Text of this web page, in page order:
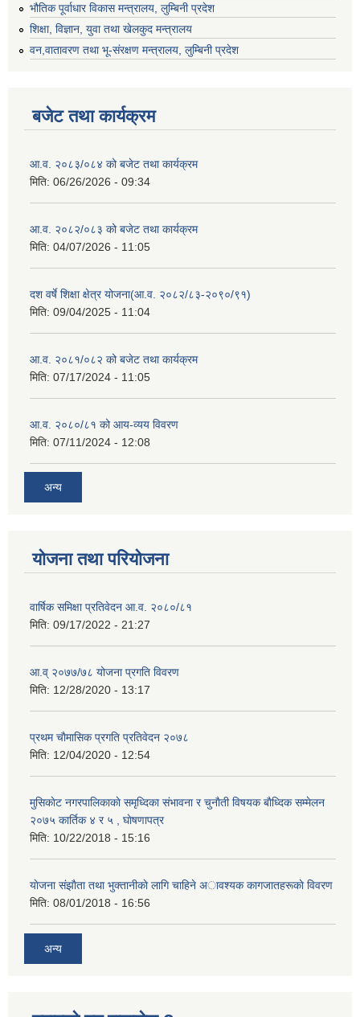
भौतिक पूर्वाधार विकास मन्त्रालय, लुम्बिनी प्रदेश
शिक्षा, विज्ञान, युवा तथा खेलकुद मन्‍‍त्रालय
वन,वातावरण तथा भू-संरक्षण मन्त्रालय, लुम्बिनी प्रदेश
बजेट तथा कार्यक्रम
आ.व. २०८३/०८४ को बजेट तथा कार्यक्रम
मिति: 06/26/2026 - 09:34
आ.व. २०८२/०८३ को बजेट तथा कार्यक्रम
मिति: 04/07/2026 - 11:05
दश वर्षे शिक्षा क्षेत्र योजना(आ.व. २०८२/८३-२०९०/९१)
मिति: 09/04/2025 - 11:04
आ.व. २०८१/०८२ को बजेट तथा कार्यक्रम
मिति: 07/17/2024 - 11:05
आ.व. २०८०/८१ को आय-व्यय विवरण
मिति: 07/11/2024 - 12:08
अन्य
योजना तथा परियोजना
वार्षिक समिक्षा प्रतिवेदन आ.व. २०८०/८१
मिति: 09/17/2022 - 21:27
आ.व् २०७७/७८ योजना प्रगति विवरण
मिति: 12/28/2020 - 13:17
प्रथम चाैमासिक प्रगति प्रतिवेदन २०७८
मिति: 12/04/2020 - 12:54
मुसिकाेट नगरपालिकाकाे समृध्दिका संभावना र चुनाैती विषयक बाैध्दिक सम्मेलन
२०७५ कार्तिक ४ र ५ , घाेषणापत्र
मिति: 10/22/2018 - 15:16
याेजना संझाैता तथा भुक्तानीकाे लागि चाहिने अावश्यक कागजातहरूकाे विवरण
मिति: 08/01/2018 - 16:56
अन्य